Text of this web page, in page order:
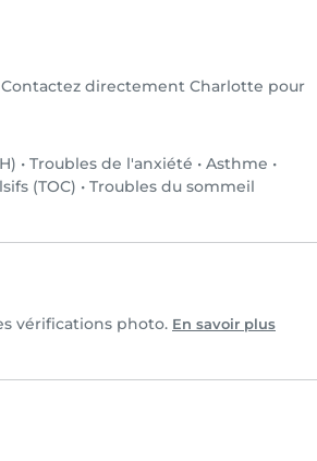
directement Charlotte pour
• Troubles de l'anxiété • Asthme •
(TOC) • Troubles du sommeil
vérifications photo. En savoir plus